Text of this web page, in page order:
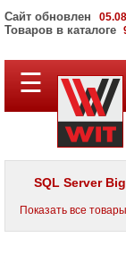
Сайт обновлен
Товаров в каталоге
ПОЛНЫЙ
КАТАЛОГ
Корпоративные
серверы
WIT
Системы
данных
☰
SQL Server
Показать все товары